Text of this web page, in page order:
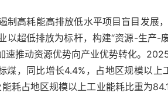
高耗能高排放低水平项目盲目发展
超低排放为标杆，构建“资源-生产-
速推动资源优势向产业优势转化。
，同比增长4.4%，占地区规模以上
耗占地区规模以上工业能耗比重为